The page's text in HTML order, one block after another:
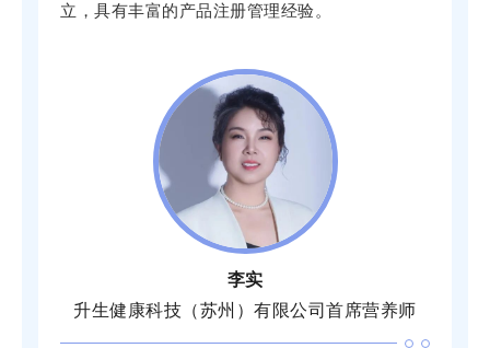
立，具有丰富的产品注册管理经验。
李实
升生健康科技（苏州）有限公司首席营养师